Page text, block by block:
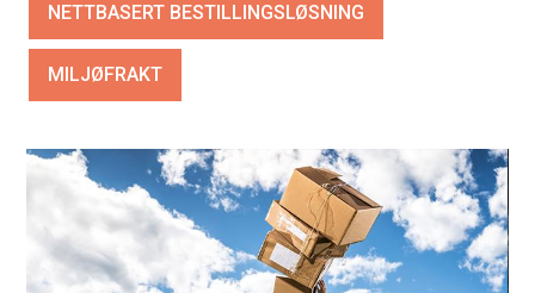
ARBEIDER
ANSATTE
NETTBASERT BESTILLINGSLØSNING
MILJØFRAKT